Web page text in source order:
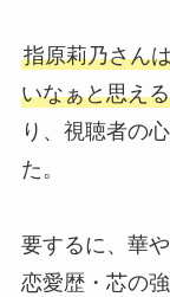
指原莉乃さん
いなぁと思え
り、視聴者の
た。
要するに、華
恋愛歴・芯の